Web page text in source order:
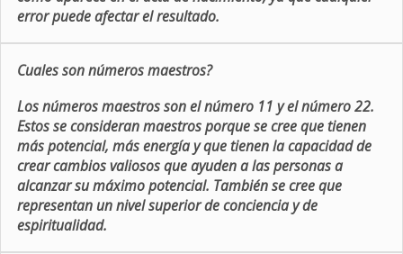
error puede afectar el resultado.
Cuales son números maestros?
Los números maestros son el número 11 y el número 22.
Estos se consideran maestros porque se cree que tienen
más potencial, más energía y que tienen la capacidad de
crear cambios valiosos que ayuden a las personas a
alcanzar su máximo potencial. También se cree que
representan un nivel superior de conciencia y de
espiritualidad.